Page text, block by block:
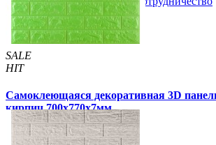
SALE
HIT
Самоклеющаяся декоративная 3D
кирпич 700x770x7мм
105 грн /шт 163 грн/шт